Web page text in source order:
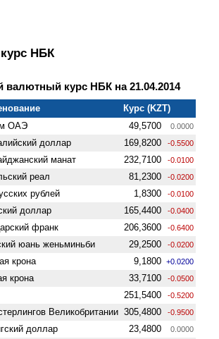
НБК
курс НБК на 21.04.2014
Курс (KZT)
ОАЭ 49,5700 0.0000
доллар 169,8200 -0.5500
манат 232,7100 -0.0100
реал 81,2300 -0.0200
рублей 1,8300 -0.0100
доллар 165,4400 -0.0400
франк 206,3600 -0.6400
юань женьминьби 29,2500 -0.0200
крона 9,1800 +0.0200
крона 33,7100 -0.0500
251,5400 -0.5200
Велико­британии 305,4800 -0.9500
доллар 23,4800 0.0000